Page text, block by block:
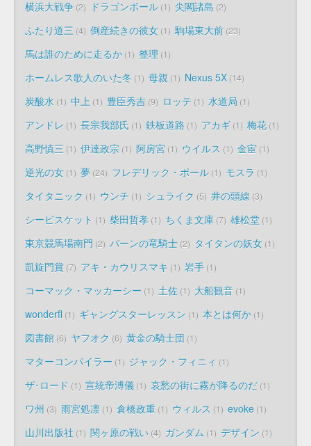
横浜大戦争 2 ドラゴンボール 1 尖閣諸島 2
ふたり道三 4 倒産続きの彼女 1 駒場東大前 23
馬は誰のために走るか 1 整理 1
ホームレス歌人のいた冬 1 母親 1 Nexus 5X 14
炭酸水 1 中上 1 豊臣秀吉 9 ロッテ 1 水道局 1
アンドレ 1 長宗我部氏 1 鉄板道路 1 アカギ 1 梅花 1
高野慎三 1 伊達政宗 1 阿房宮 1 ウイルス 1 金宦 1
逆光の女 1 夢 24 フレデリック・ポール 1 モスラ 1
タイタニック 1 ウンチ 1 シュライク 5 井の頭線 3
シービスケット 1 柴田哲孝 1 ちくま文庫 7 雄松堂 1
東京競馬場南門 2 パーンの竜騎士 2 タイタンの妖女 1
凱旋門賞 7 アキ・カウリスマキ 1 岩手 1
コーマック・マッカーシー 1 土佐 1 大船観音 1
wonderfl 1 ギャングスターレッスン 1 本とは何か 1
図書館 6 ヤフオク 6 黄金の騎士団 1
マターコンパイラー 1 ジャック・フィニィ 1
ザ･ロード 1 宣統帝溥儀 1 哀愁の街に霧が降るのだ 1
ワ州 3 雨宮処凛 1 倉橋政重 1 ウィルス 1 evoke 1
山川出版社 1 関ヶ原の戦い 4 ガンダム 1 デザイン 1